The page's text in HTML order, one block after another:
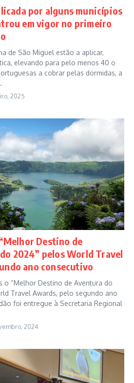
por alguns municípios
em vigor no primeiro
de São Miguel estão a aplicar,
elevando para pelo menos 40 o
a cobrar pelas dormidas, a
2025
Destino de
2024” pelos World Travel
ano consecutivo
o “Melhor Destino de Aventura do
Travel Awards, pelo segundo ano
foi entregue à Secretaria Regional
2024